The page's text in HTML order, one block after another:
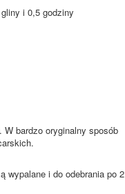
i 0,5 godziny
bardzo oryginalny sposób
wypalane i do odebrania po 2